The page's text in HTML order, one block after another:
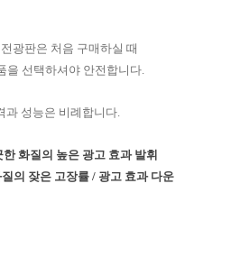
광판은 처음 구매하실 때
을 선택하셔야 안전합니다.
과 성능은 비례합니다.
화질의 높은 광고 효과 발휘
의 잦은 고장률 / 광고 효과 다운